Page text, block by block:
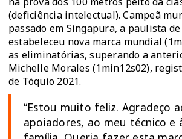
(deficiência intelectual). Campeã
passado em Singapura, a paulista de
estabeleceu nova marca mundial
as eliminatórias, superando a
Michelle Morales (1min12s02),
de Tóquio 2021.
“Estou muito feliz. Agradeço
apoiadores, ao meu técnico e